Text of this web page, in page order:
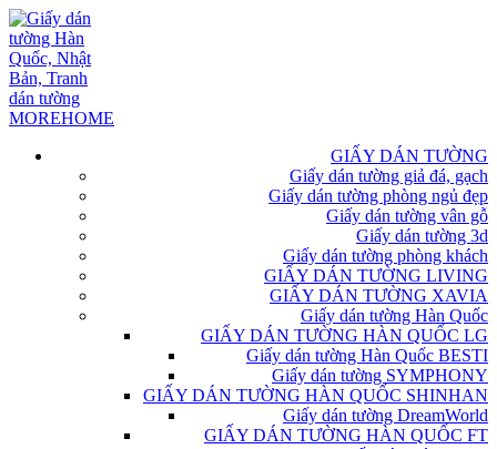
GIẤY DÁN TƯỜNG
Giấy dán tường giả đá, gạch
Giấy dán tường phòng ngủ đẹp
Giấy dán tường vân gỗ
Giấy dán tường 3d
Giấy dán tường phòng khách
GIẤY DÁN TƯỜNG LIVING
GIẤY DÁN TƯỜNG XAVIA
Giấy dán tường Hàn Quốc
GIẤY DÁN TƯỜNG HÀN QUỐC LG
Giấy dán tường Hàn Quốc BESTI
Giấy dán tường SYMPHONY
GIẤY DÁN TƯỜNG HÀN QUỐC SHINHAN
Giấy dán tường DreamWorld
GIẤY DÁN TƯỜNG HÀN QUỐC FT